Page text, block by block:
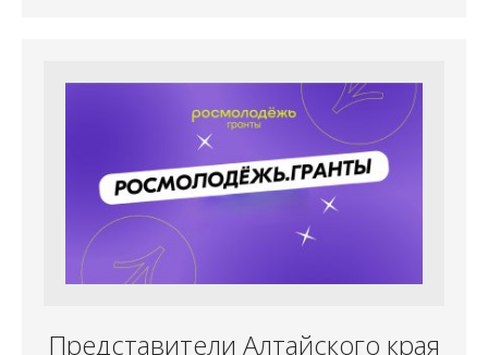
Представители Алтайского края